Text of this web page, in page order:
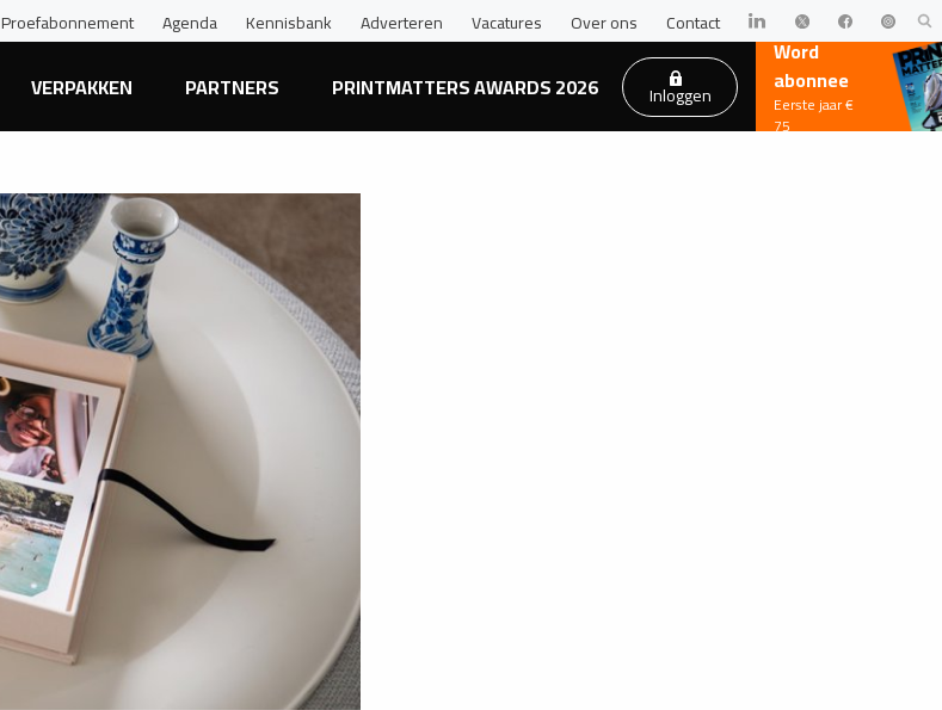
Proefabonnement Agenda Kennisbank Adverteren Vacatures Over ons Contact
VERPAKKEN PARTNERS PRINTMATTERS AWARDS 2026 Inloggen
Word
abonnee
Eerste jaar €
75